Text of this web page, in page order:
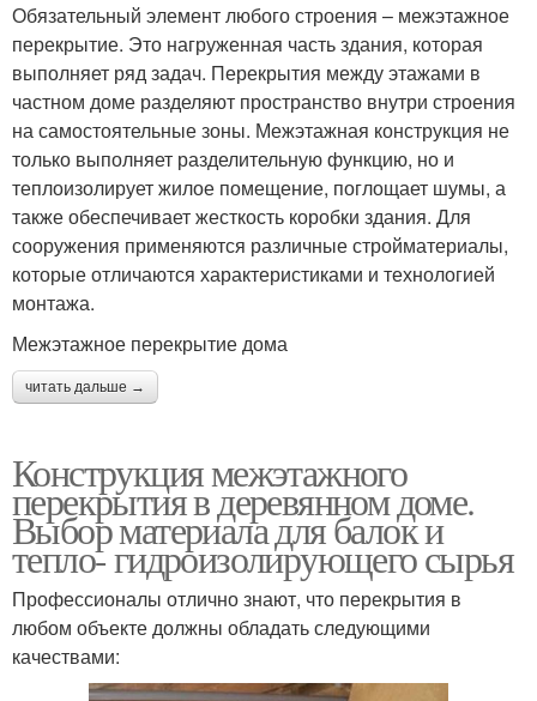
Обязательный элемент любого строения – межэтажное
перекрытие. Это нагруженная часть здания, которая
выполняет ряд задач. Перекрытия между этажами в
частном доме разделяют пространство внутри строения
на самостоятельные зоны. Межэтажная конструкция не
только выполняет разделительную функцию, но и
теплоизолирует жилое помещение, поглощает шумы, а
также обеспечивает жесткость коробки здания. Для
сооружения применяются различные стройматериалы,
которые отличаются характеристиками и технологией
монтажа.
Межэтажное перекрытие дома
читать дальше →
Конструкция межэтажного
перекрытия в деревянном доме.
Выбор материала для балок и
тепло- гидроизолирующего сырья
Профессионалы отлично знают, что перекрытия в
любом объекте должны обладать следующими
качествами: